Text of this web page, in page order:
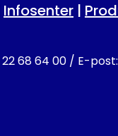
Infosenter |
68 64 00 / E-post: